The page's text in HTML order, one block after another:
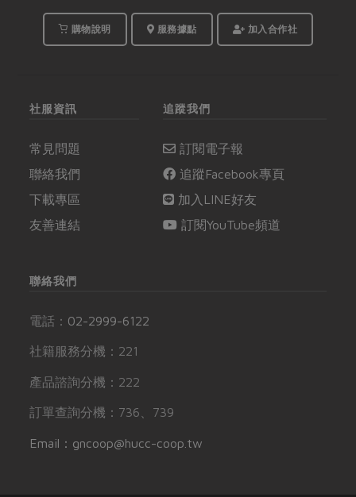
購物說明 服務據點 加入合作社
社服資訊
常見問題
聯絡我們
下載專區
友善連結
追蹤我們
訂閱電子報
追蹤Facebook專頁
加入LINE好友
訂閱YouTube頻道
聯絡我們
電話： 02-2999-6122
社籍服務分機：221
產品諮詢分機：222
訂單查詢分機：736、739
Email：gncoop@hucc-coop.tw